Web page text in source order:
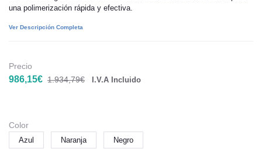
una polimerización rápida y efectiva.
Ver Descripción Completa
Precio
986,15€ 1.934,79€ I.V.A Incluido
Color
Azul Naranja Negro